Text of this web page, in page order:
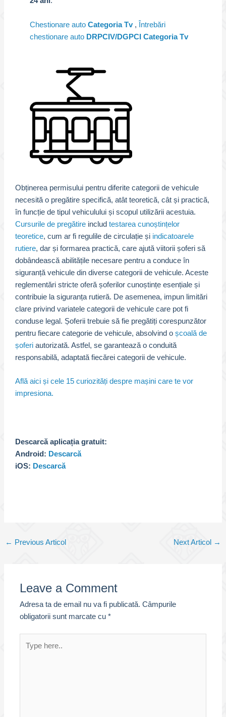
Chestionare auto Categoria Tv ,
Întrebări
chestionare auto DRPCIV/DGPCI Categoria Tv
Obținerea permisului pentru diferite categorii de vehicule
necesită o pregătire specifică, atât teoretică, cât și practică,
în funcție de tipul vehiculului și scopul utilizării acestuia.
Cursurile de pregătireinclud testarea cunoștințelor
teoretice, cum ar fi regulile de circulație și indicatoarele
rutiere, dar și formarea practică, care ajută viitorii șoferi să
dobândească abilitățile necesare pentru a conduce în
siguranță vehicule din diverse categorii de vehicule. Aceste
reglementări stricte oferă șoferilor cunoștințe esențiale și
contribuie la siguranța rutieră. De asemenea, impun limitări
clare privind variatele categorii de vehicule care pot fi
conduse legal. Șoferii trebuie să fie pregătiți corespunzător
pentru fiecare categorie de vehicule, absolvind o școală de
șoferi autorizată. Astfel, se garantează o conduită
responsabilă, adaptată fiecărei categorii de vehicule.
Află aici și cele 15 curiozități despre mașini care te vor
impresiona.
Descarcă aplicația gratuit:
Android: Descarcă
iOS: Descarcă
Post
← Previous Articol Next Articol →
Leave a Comment
Adresa ta de email nu va fi publicată. Câmpurile
obligatorii sunt marcate cu*
here..